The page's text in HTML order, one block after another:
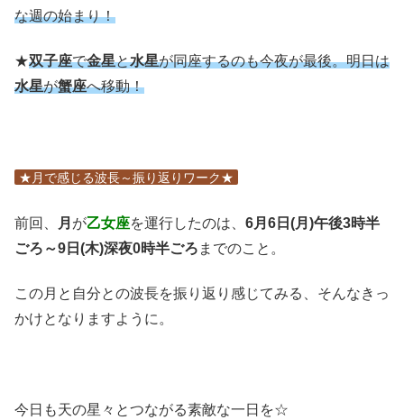
な週の始まり！
★双子座で金星と水星が同座するのも今夜が最後。明日は
水星が蟹座へ移動！
★月で感じる波長～振り返りワーク★
前回、 月 が乙女座を運行したのは、 6月6日(月)午後3時半
ごろ～9日(木)深夜0時半ごろ までのこと。
この月と自分との波長を振り返り感じてみる、そんなきっ
かけとなりますように。
今日も天の星々とつながる素敵な一日を☆